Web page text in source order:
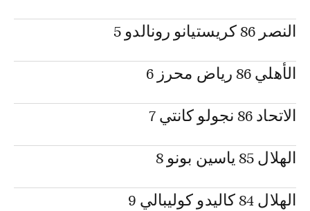
النصر 86 كريستيانو رونالدو 5
الأهلي 86 رياض محرز 6
الاتحاد 86 نجولو كانتي 7
الهلال 85 ياسين بونو 8
الهلال 84 كاليدو كوليبالي 9